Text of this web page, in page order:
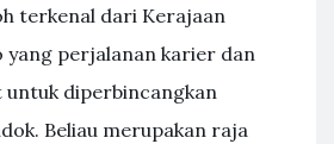
terkenal dari Kerajaan
yang perjalanan karier dan
untuk diperbincangkan
Beliau merupakan raja